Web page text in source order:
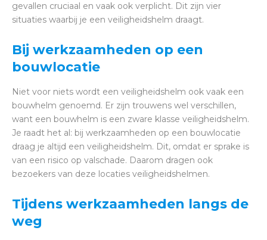
gevallen cruciaal en vaak ook verplicht. Dit zijn vier
situaties waarbij je een veiligheidshelm draagt.
Bij werkzaamheden op een
bouwlocatie
Niet voor niets wordt een veiligheidshelm ook vaak een
bouwhelm genoemd. Er zijn trouwens wel verschillen,
want een bouwhelm is een zware klasse veiligheidshelm.
Je raadt het al: bij werkzaamheden op een bouwlocatie
draag je altijd een veiligheidshelm. Dit, omdat er sprake is
van een risico op valschade. Daarom dragen ook
bezoekers van deze locaties veiligheidshelmen.
Tijdens werkzaamheden langs de
weg